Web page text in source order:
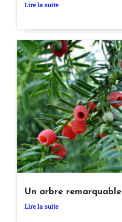
Lire la suite
Un arbre remarquable
Lire la suite